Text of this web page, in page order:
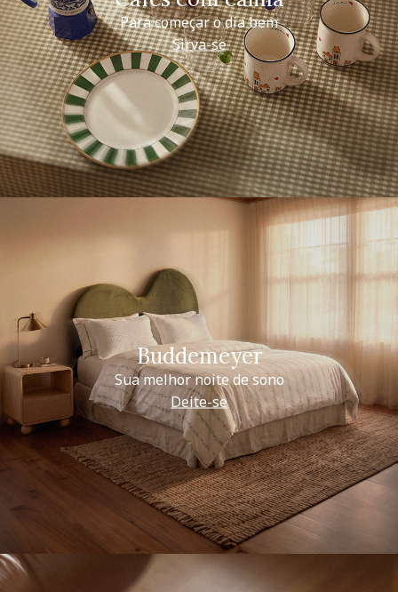
Para começar o dia bem
Sirva-se
Buddemeyer
Sua melhor noite de sono
Deite-se